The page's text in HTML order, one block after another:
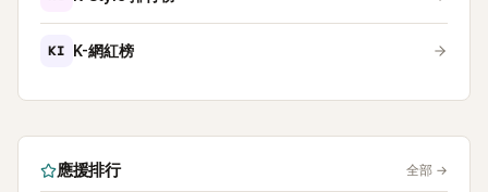
KI K-網紅榜
應援排行 全部 →